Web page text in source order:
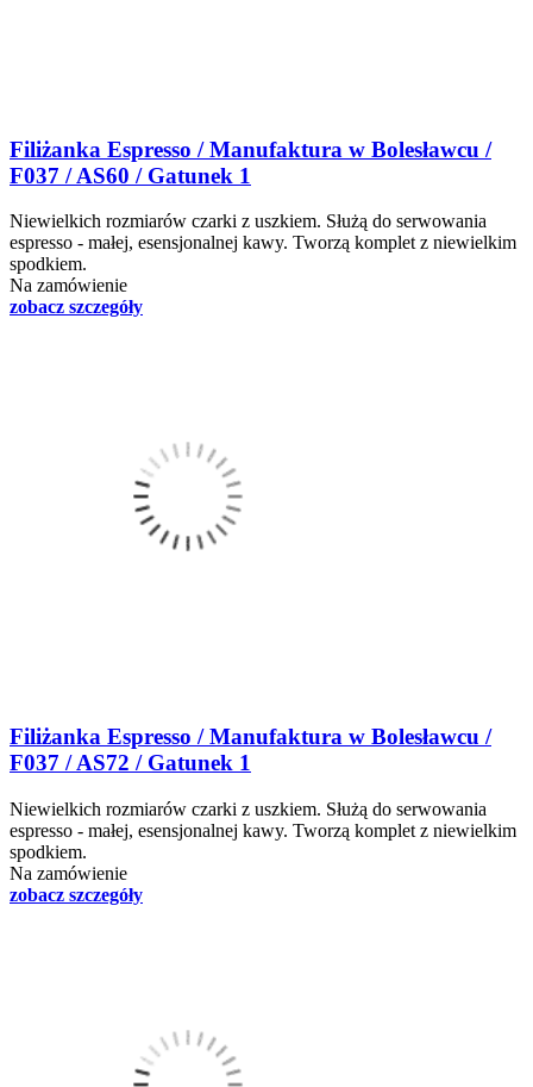
Filiżanka Espresso / Manufaktura w Bolesławcu /
F037 / AS60 / Gatunek 1
Niewielkich rozmiarów czarki z uszkiem. Służą do serwowania
espresso - małej, esensjonalnej kawy. Tworzą komplet z niewielkim
spodkiem.
Na zamówienie
zobacz szczegóły
Filiżanka Espresso / Manufaktura w Bolesławcu /
F037 / AS72 / Gatunek 1
Niewielkich rozmiarów czarki z uszkiem. Służą do serwowania
espresso - małej, esensjonalnej kawy. Tworzą komplet z niewielkim
spodkiem.
Na zamówienie
zobacz szczegóły